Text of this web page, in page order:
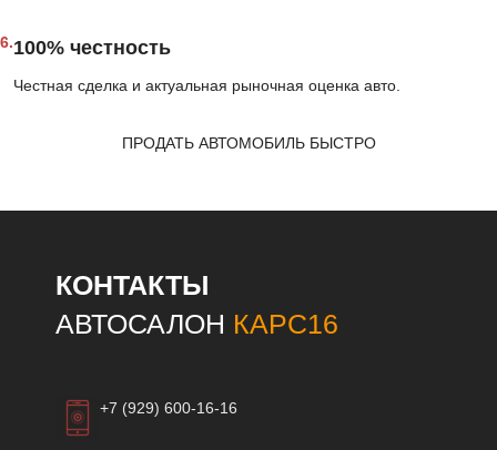
6.100% честность
Честная сделка и актуальная рыночная оценка авто.
ПРОДАТЬ АВТОМОБИЛЬ БЫСТРО
КОНТАКТЫ
АВТОСАЛОН КАРС16
+7 (929) 600-16-16